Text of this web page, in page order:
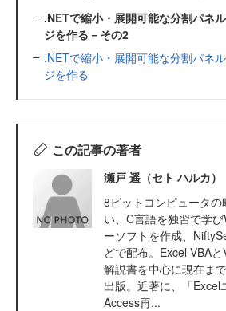
.NETで縮小・展開可能な分割パネ
ジを作る－その2
.NETで縮小・展開可能な分割パネ
ジを作る
この記事の著者
瀬戸 遥（セト ハルカ）
8ビットコンピュータの
い、C言語を独習で学
ーソフトを作成、
どで配布。Excel VBA
解説書を中心に現在ま
出版。近著に、「Excel
Access再...